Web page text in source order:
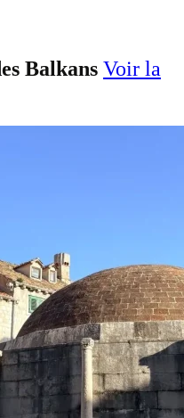
Balkans Voir la